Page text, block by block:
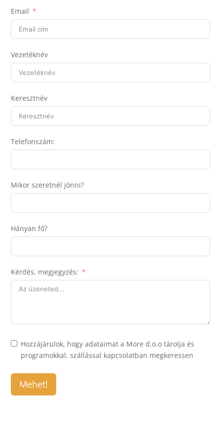
Email
Vezetéknév
Keresztnév
Telefonszám:
Mikor szeretnél jönni?
Hányan fő?
Kérdés, megjegyzés:
Hozzájárulok, hogy adataimat a More d.o.o tárolja és
programokkal, szállással kapcsolatban megkeressen
Mehet!